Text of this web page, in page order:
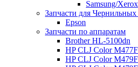
Samsung/Xerox
Запчасти для
Epson
Запчасти по аппаратам
Brother HL-5100dn
HP CLJ Color
HP CLJ Color